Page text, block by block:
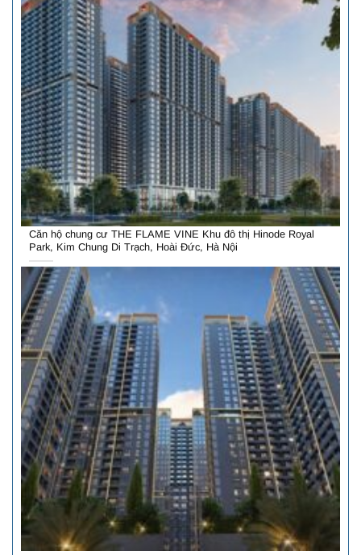
Căn hộ chung cư THE FLAME VINE Khu đô thị Hinode Royal
Park, Kim Chung Di Trạch, Hoài Đức, Hà Nội